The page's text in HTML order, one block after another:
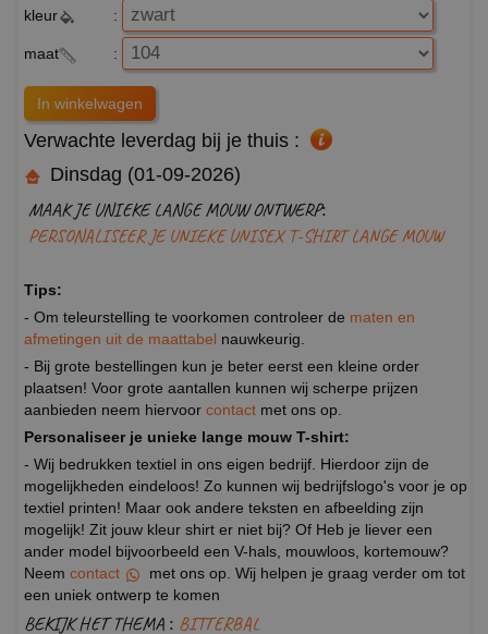
kleur :
maat :
Verwachte leverdag bij je thuis :
Dinsdag (01-09-2026)
MAAK JE UNIEKE LANGE MOUW ONTWERP:
PERSONALISEER JE UNIEKE UNISEX T-SHIRT LANGE MOUW
Tips:
- Om teleurstelling te voorkomen controleer de maten en
afmetingen uit de maattabel nauwkeurig.
- Bij grote bestellingen kun je beter eerst een kleine order
plaatsen! Voor grote aantallen kunnen wij scherpe prijzen
aanbieden neem hiervoor contact met ons op.
Personaliseer je unieke lange mouw T-shirt:
- Wij bedrukken textiel in ons eigen bedrijf. Hierdoor zijn de
mogelijkheden eindeloos! Zo kunnen wij bedrijfslogo's voor je op
textiel printen! Maar ook andere teksten en afbeelding zijn
mogelijk! Zit jouw kleur shirt er niet bij? Of Heb je liever een
ander model bijvoorbeeld een V-hals, mouwloos, kortemouw?
Neem contact
met ons op. Wij helpen je graag verder om tot
een uniek ontwerp te komen
BEKIJK HET THEMA : BITTERBAL